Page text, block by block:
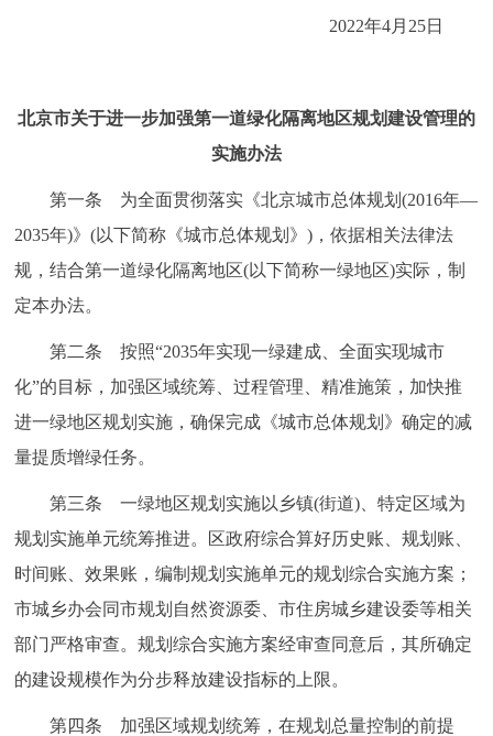
图说互动
十六区概览
绿色北京 图说北京 视频北京
多语种
DEUTSCH FRANÇAIS РУССКИЙ ЯЗЫК
ESPAÑOL
ITALIANO
回到顶部
2022年4月25日
北京市关于进一步加强第一道绿化隔离地区规划建设管理的
实施办法
第一条 为全面贯彻落实《北京城市总体规划(2016年—
2035年)》(以下简称《城市总体规划》)，依据相关法律法
规，结合第一道绿化隔离地区(以下简称一绿地区)实际，制
定本办法。
第二条 按照“2035年实现一绿建成、全面实现城市
化”的目标，加强区域统筹、过程管理、精准施策，加快推
进一绿地区规划实施，确保完成《城市总体规划》确定的减
量提质增绿任务。
第三条 一绿地区规划实施以乡镇(街道)、特定区域为
规划实施单元统筹推进。区政府综合算好历史账、规划账、
时间账、效果账，编制规划实施单元的规划综合实施方案；
市城乡办会同市规划自然资源委、市住房城乡建设委等相关
部门严格审查。规划综合实施方案经审查同意后，其所确定
的建设规模作为分步释放建设指标的上限。
第四条 加强区域规划统筹，在规划总量控制的前提